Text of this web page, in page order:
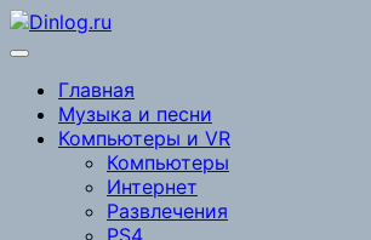
Перейти
к
Главная
Музыка и песни
Компьютеры и VR
Компьютеры
Интернет
Развлечения
PS4